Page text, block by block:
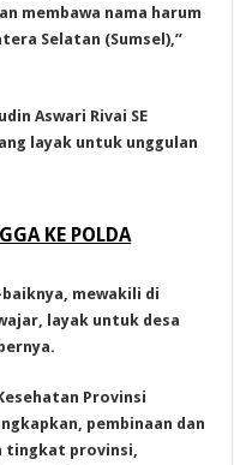
membawa nama harum
Selatan (Sumsel),”
Aswari Rivai SE
layak untuk unggulan
KE POLDA
mewakili di
layak untuk desa
Provinsi
pembinaan dan
tingkat provinsi,